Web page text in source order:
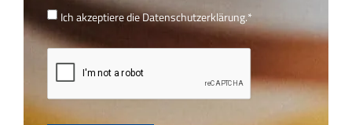
Ich akzeptiere dieDatenschutzerklärung.*